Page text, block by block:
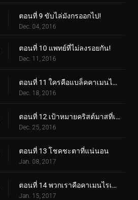
ตอนที่ 9 ขับไล่มังกรออกไป!
Dec. 04, 2016
ตอนที่ 10 แพทย์ที่ไม่ลงรอยกัน!
Dec. 11, 2016
ตอนที่ 11 ใครคือแบล็คคาเมนไรเดอร์?
Dec. 18, 2016
ตอนที่ 12 เป้าหมายคริสต์มาสที่เต็มไปด้วยหิมะ!
Dec. 25, 2016
ตอนที่ 13 โชคชะตาที่แน่นอน
Jan. 08, 2017
ตอนที่ 14 พวกเราคือคาเมนไรเดอร์!
Jan. 15, 2017